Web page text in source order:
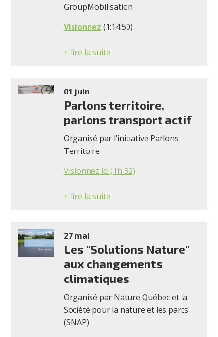
GroupMobilisation
Visionnez (1:14:50)
+ lire la suite
01 juin
Parlons territoire,
parlons transport actif
Organisé par l’initiative Parlons
Territoire
Visionnez ici (1h 32)
+ lire la suite
27 mai
Les "Solutions Nature"
aux changements
climatiques
Organisé par Nature Québec et la
Société pour la nature et les parcs
(SNAP)